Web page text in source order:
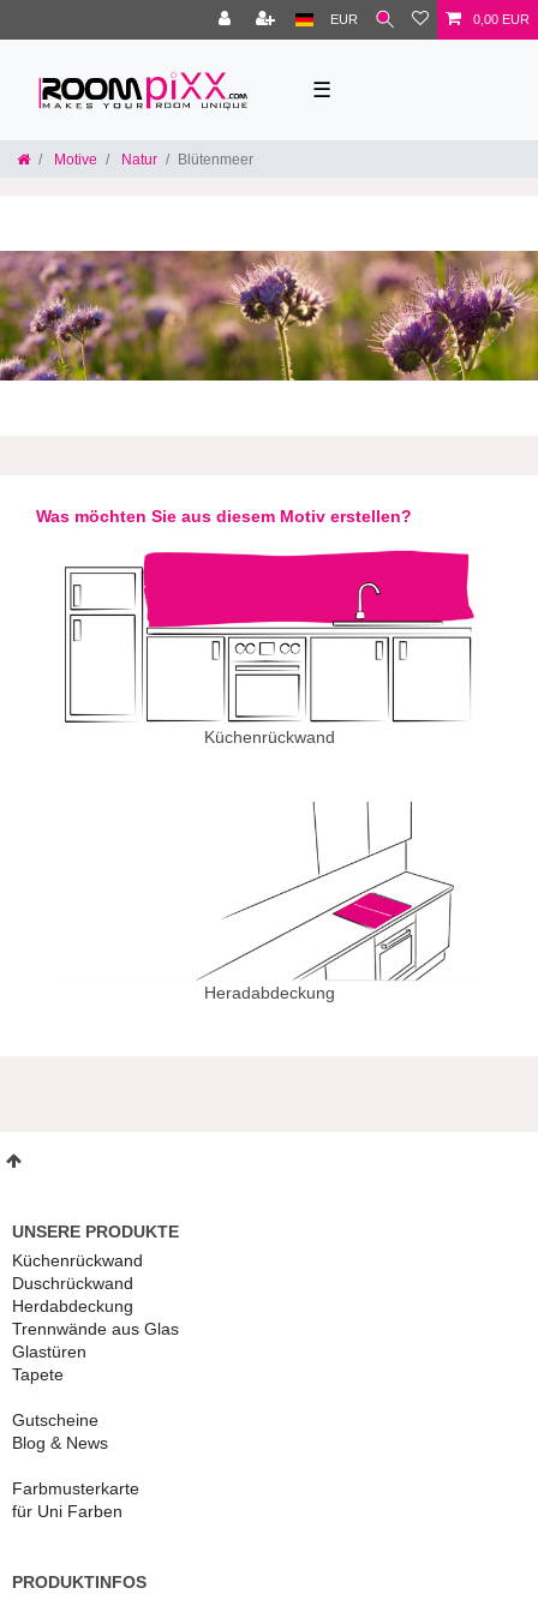
EUR 0,00 EUR
☰
Motive Natur Blütenmeer
Was möchten Sie aus diesem Motiv erstellen?
Küchenrückwand
Heradabdeckung
UNSERE PRODUKTE
Küchenrückwand
Duschrückwand
Herdabdeckung
Trennwände aus Glas
Glastüren
Tapete
Gutscheine
Blog & News
Farbmusterkarte
für Uni Farben
PRODUKTINFOS